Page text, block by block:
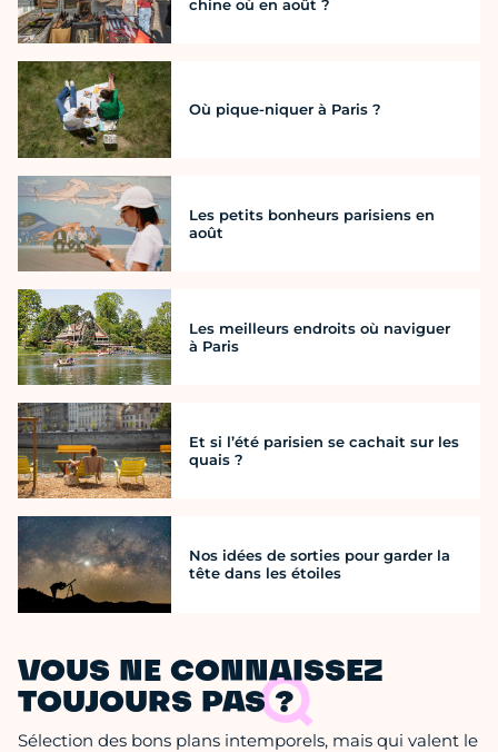
chine où en août ?
Où pique-niquer à Paris ?
Les petits bonheurs parisiens en
août
Les meilleurs endroits où naviguer
à Paris
Et si l’été parisien se cachait sur les
quais ?
Nos idées de sorties pour garder la
tête dans les étoiles
VOUS NE CONNAISSEZ
TOUJOURS PAS ?
Sélection des bons plans intemporels, mais qui valent le